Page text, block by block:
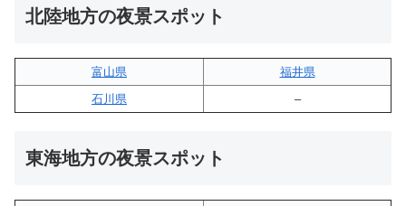
北陸地方の夜景スポット
富山県
福井県
石川県
–
東海地方の夜景スポット